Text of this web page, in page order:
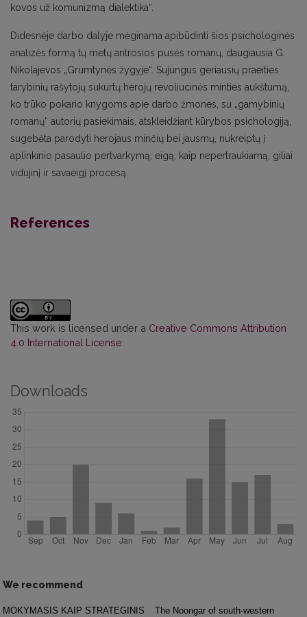
kovos už komunizmą dialektika“.
Didesnėje darbo dalyje mėginama apibūdinti šios psichologinės
analizės formą tų metų antrosios pusės romanų, daugiausia G.
Nikolajevos „Grumtynės žygyje“. Sujungus geriausių praeities
tarybinių rašytojų sukurtų herojų revoliucinės minties aukštumą,
ko trūko pokario knygoms apie darbo žmones, su „gamybinių
romanų“ autorių pasiekimais, atskleidžiant kūrybos psichologiją,
sugebėta parodyti herojaus minčių bei jausmų, nukreiptų į
aplinkinio pasaulio pertvarkymą, eigą, kaip nepertraukiamą, giliai
vidujinį ir savaeigį procesą.
References
This work is licensed under a Creative Commons Attribution
4.0 International License.
Downloads
We recommend
MOKYMASIS KAIP STRATEGINIS
The Noongar of south-western